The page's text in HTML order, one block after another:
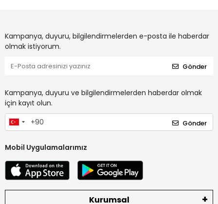
Kampanya, duyuru, bilgilendirmelerden e-posta ile haberdar
olmak istiyorum.
Gönder
Kampanya, duyuru ve bilgilendirmelerden haberdar olmak
için kayıt olun.
Gönder
Mobil Uygulamalarımız
Kurumsal